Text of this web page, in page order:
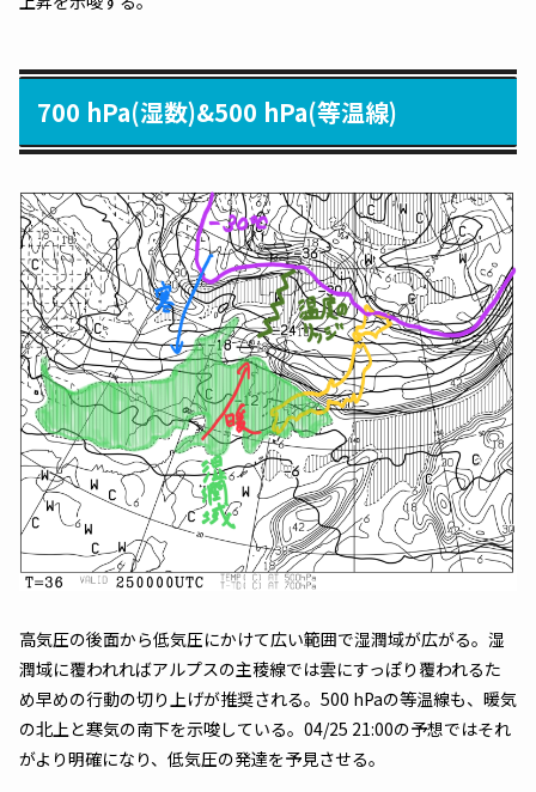
700 hPa(湿数)&500 hPa(等温線)
高気圧の後面から低気圧にかけて広い範囲で湿潤域が広がる。湿
潤域に覆われればアルプスの主稜線では雲にすっぽり覆われるた
め早めの行動の切り上げが推奨される。500 hPaの等温線も、暖気
の北上と寒気の南下を示唆している。04/25 21:00の予想ではそれ
がより明確になり、低気圧の発達を予見させる。